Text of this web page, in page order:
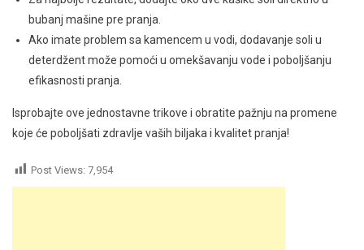
bubanj mašine pre pranja.
Ako imate problem sa kamencem u vodi, dodavanje soli u
deterdžent može pomoći u omekšavanju vode i poboljšanju
efikasnosti pranja.
Isprobajte ove jednostavne trikove i obratite pažnju na promene
koje će poboljšati zdravlje vaših biljaka i kvalitet pranja!
Post Views: 7,954